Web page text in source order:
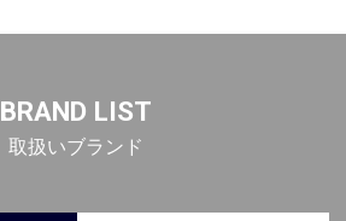
BRAND LIST
取扱いブランド